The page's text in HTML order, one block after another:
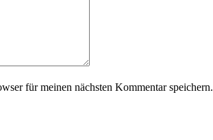
für meinen nächsten Kommentar speichern.